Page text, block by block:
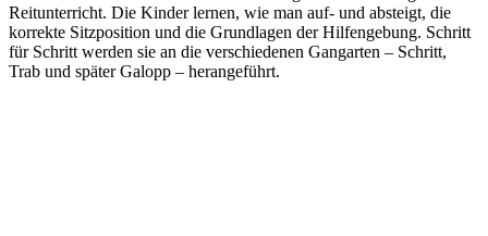
Reitunterricht. Die Kinder lernen, wie man auf- und absteigt, die
korrekte Sitzposition und die Grundlagen der Hilfengebung. Schritt
für Schritt werden sie an die verschiedenen Gangarten – Schritt,
Trab und später Galopp – herangeführt.